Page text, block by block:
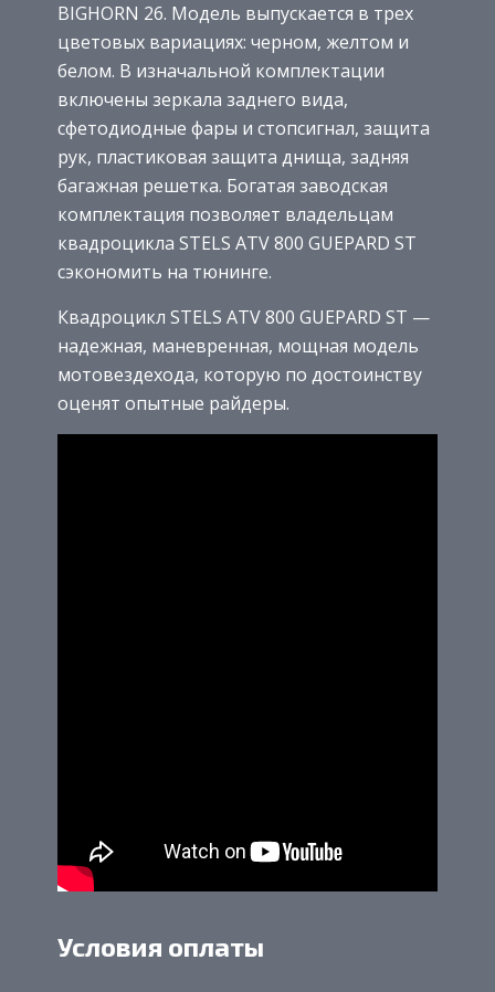
BIGHORN 26. Модель выпускается в трех
цветовых вариациях: черном, желтом и
белом. В изначальной комплектации
включены зеркала заднего вида,
сфетодиодные фары и стопсигнал, защита
рук, пластиковая защита днища, задняя
багажная решетка. Богатая заводская
комплектация позволяет владельцам
квадроцикла STELS ATV 800 GUEPARD ST
сэкономить на тюнинге.
Квадроцикл STELS ATV 800 GUEPARD ST —
надежная, маневренная, мощная модель
мотовездехода, которую по достоинству
оценят опытные райдеры.
Условия оплаты